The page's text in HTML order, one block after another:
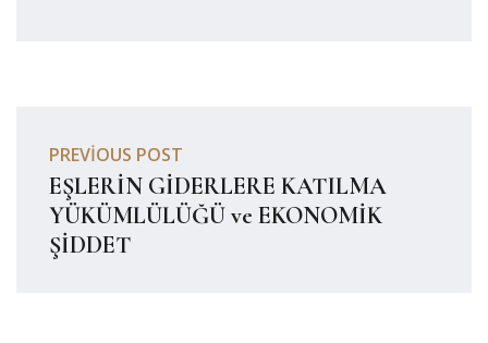
PREVIOUS POST
EŞLERİN GİDERLERE KATILMA
YÜKÜMLÜLÜĞÜ ve EKONOMİK
ŞİDDET